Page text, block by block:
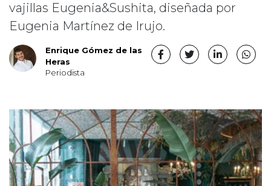
vajillas Eugenia&Sushita, diseñada por
Eugenia Martínez de Irujo.
Enrique Gómez de las
Heras
Periodista